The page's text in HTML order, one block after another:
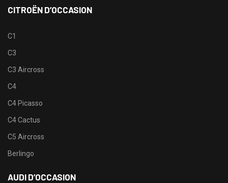
CITROËN D’OCCASION
C1
C3
C3 Aircross
C4
C4 Picasso
C4 Cactus
C5 Aircross
Berlingo
AUDI D’OCCASION